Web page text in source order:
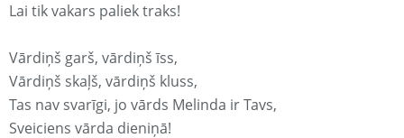
Lai tik vakars paliek traks!
Vārdiņš garš, vārdiņš īss,
Vārdiņš skaļš, vārdiņš kluss,
Tas nav svarīgi, jo vārds Melinda ir Tavs,
Sveiciens vārda dieniņā!